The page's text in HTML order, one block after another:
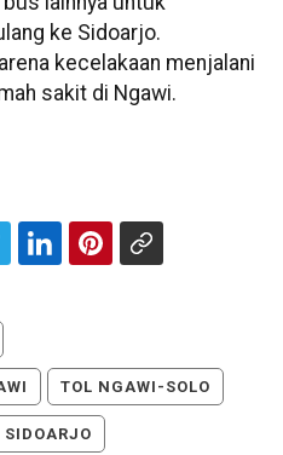
ke Sidoarjo.
kecelakaan menjalani
sakit di Ngawi.
TOL NGAWI-SOLO